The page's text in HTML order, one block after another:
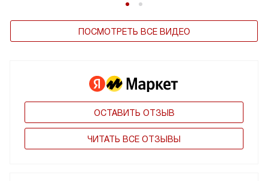
ПОСМОТРЕТЬ ВСЕ ВИДЕО
ОСТАВИТЬ ОТЗЫВ
ЧИТАТЬ ВСЕ ОТЗЫВЫ